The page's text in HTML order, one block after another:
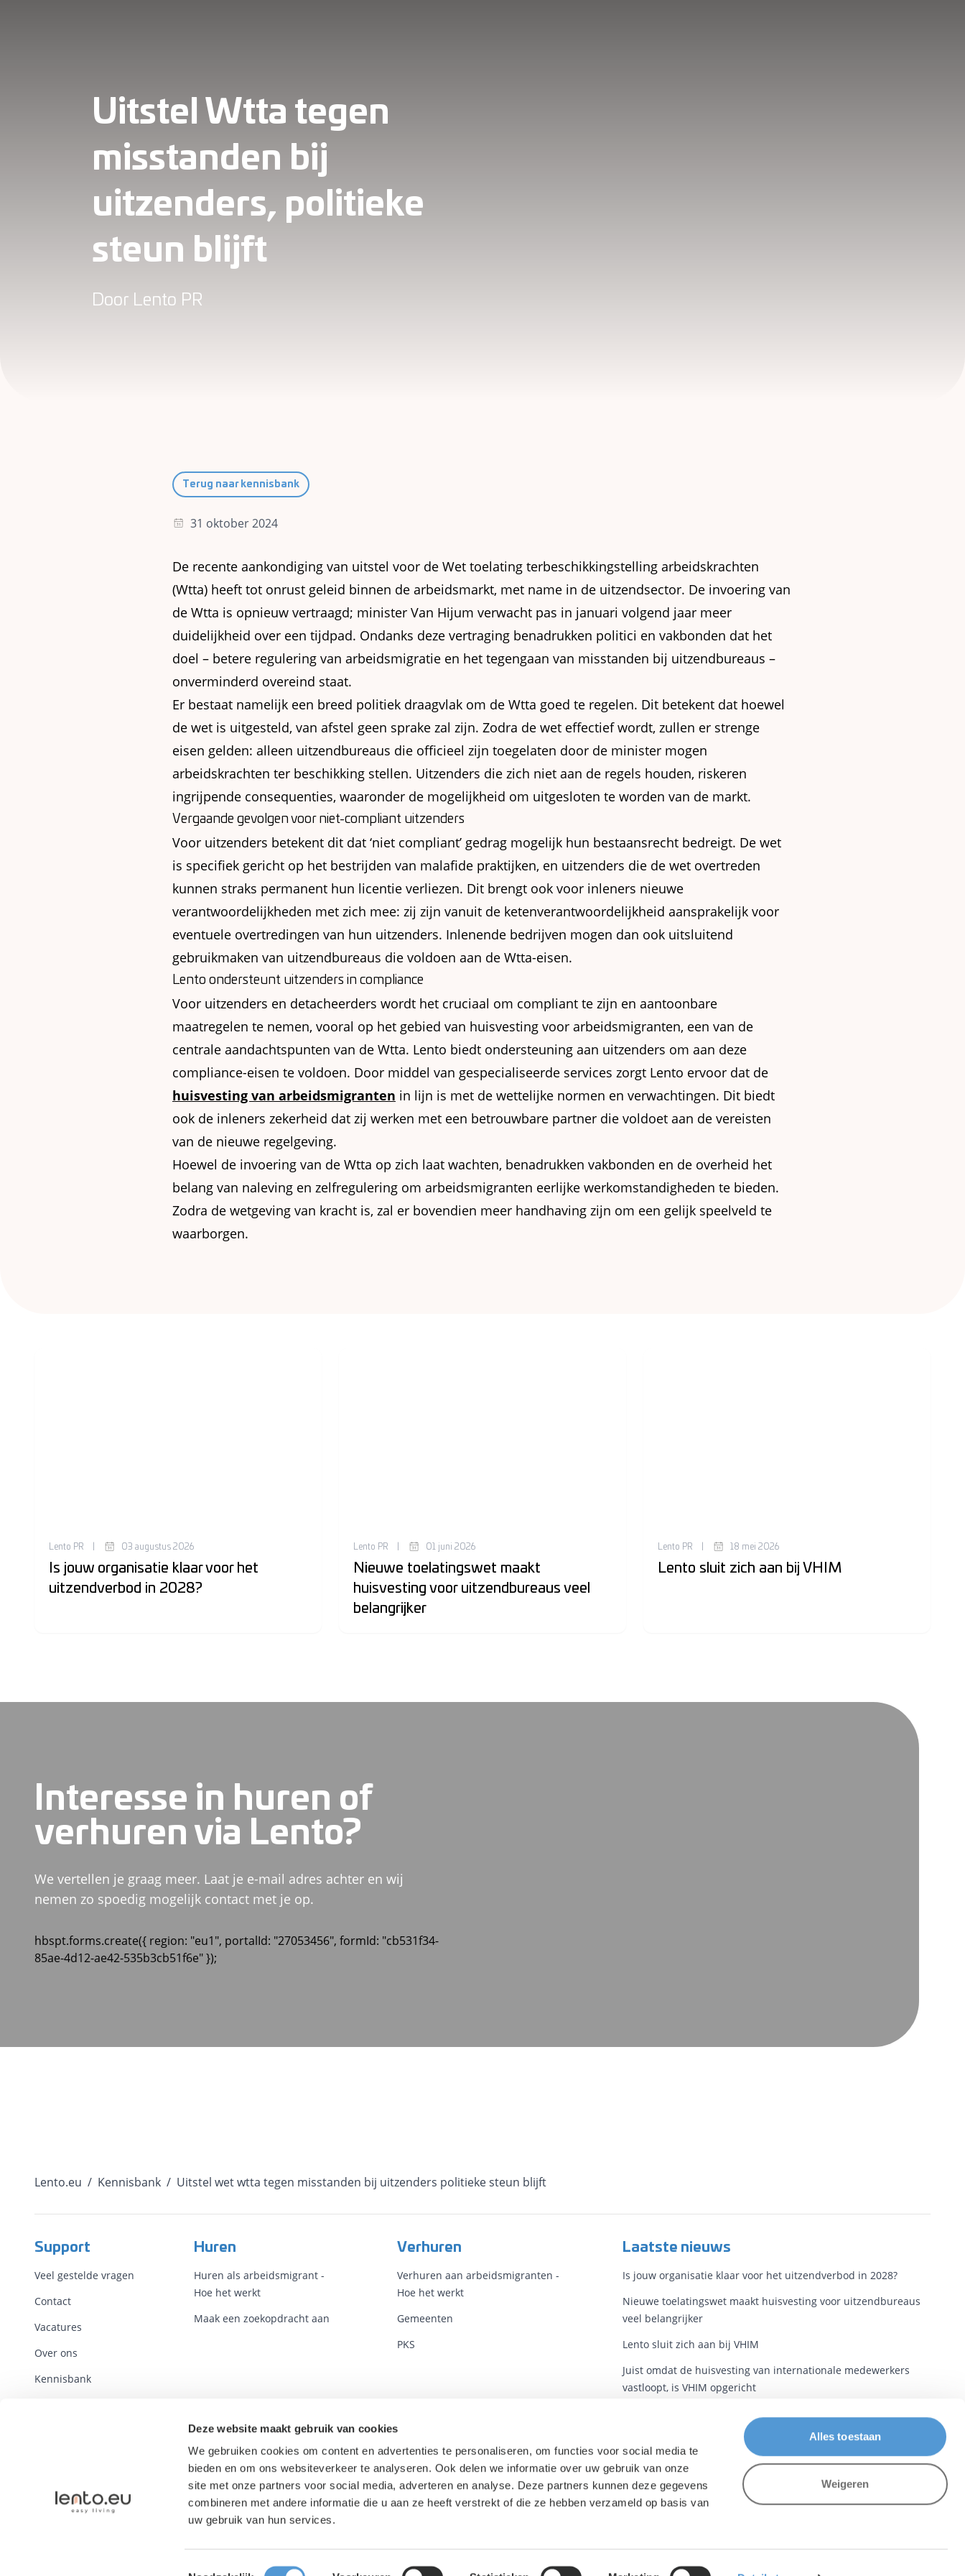
Deze website maakt gebruik van cookies
We gebruiken cookies om content en advertenties te personaliseren, om functies voor social media te
bieden en om ons websiteverkeer te analyseren. Ook delen we informatie over uw gebruik van onze
site met onze partners voor social media, adverteren en analyse. Deze partners kunnen deze gegevens
combineren met andere informatie die u aan ze heeft verstrekt of die ze hebben verzameld op basis van
uw gebruik van hun services.
Toestemmingsselectie
Alles toestaan
Weigeren
Uitstel Wtta tegen
misstanden bij
uitzenders, politieke
steun blijft
Door Lento PR
Terug naar kennisbank
31 oktober 2024
De recente aankondiging van uitstel voor de Wet toelating terbeschikkingstelling arbeidskrachten
(Wtta) heeft tot onrust geleid binnen de arbeidsmarkt, met name in de uitzendsector. De invoering van
de Wtta is opnieuw vertraagd; minister Van Hijum verwacht pas in januari volgend jaar meer
duidelijkheid over een tijdpad. Ondanks deze vertraging benadrukken politici en vakbonden dat het
doel – betere regulering van arbeidsmigratie en het tegengaan van misstanden bij uitzendbureaus –
onverminderd overeind staat.
Er bestaat namelijk een breed politiek draagvlak om de Wtta goed te regelen. Dit betekent dat hoewel
de wet is uitgesteld, van afstel geen sprake zal zijn. Zodra de wet effectief wordt, zullen er strenge
eisen gelden: alleen uitzendbureaus die officieel zijn toegelaten door de minister mogen
arbeidskrachten ter beschikking stellen. Uitzenders die zich niet aan de regels houden, riskeren
ingrijpende consequenties, waaronder de mogelijkheid om uitgesloten te worden van de markt.
Vergaande gevolgen voor niet-compliant uitzenders
Voor uitzenders betekent dit dat ‘niet compliant’ gedrag mogelijk hun bestaansrecht bedreigt. De wet
is specifiek gericht op het bestrijden van malafide praktijken, en uitzenders die de wet overtreden
kunnen straks permanent hun licentie verliezen. Dit brengt ook voor inleners nieuwe
verantwoordelijkheden met zich mee: zij zijn vanuit de ketenverantwoordelijkheid aansprakelijk voor
eventuele overtredingen van hun uitzenders. Inlenende bedrijven mogen dan ook uitsluitend
gebruikmaken van uitzendbureaus die voldoen aan de Wtta-eisen.
Lento ondersteunt uitzenders in compliance
Voor uitzenders en detacheerders wordt het cruciaal om compliant te zijn en aantoonbare
maatregelen te nemen, vooral op het gebied van huisvesting voor arbeidsmigranten, een van de
centrale aandachtspunten van de Wtta. Lento biedt ondersteuning aan uitzenders om aan deze
compliance-eisen te voldoen. Door middel van gespecialiseerde services zorgt Lento ervoor dat de
huisvesting van arbeidsmigranten in lijn is met de wettelijke normen en verwachtingen. Dit biedt
ook de inleners zekerheid dat zij werken met een betrouwbare partner die voldoet aan de vereisten
van de nieuwe regelgeving.
Hoewel de invoering van de Wtta op zich laat wachten, benadrukken vakbonden en de overheid het
belang van naleving en zelfregulering om arbeidsmigranten eerlijke werkomstandigheden te bieden.
Zodra de wetgeving van kracht is, zal er bovendien meer handhaving zijn om een gelijk speelveld te
waarborgen.
Lento PR 03 augustus 2026
Is jouw organisatie klaar voor het
uitzendverbod in 2028?
Lento PR 01 juni 2026
Nieuwe toelatingswet maakt
huisvesting voor uitzendbureaus veel
belangrijker
Lento PR 18 mei 2026
Lento sluit zich aan bij VHIM
Interesse in huren of
verhuren via Lento?
We vertellen je graag meer. Laat je e-mail adres achter en wij
nemen zo spoedig mogelijk contact met je op.
hbspt.forms.create({ region: "eu1", portalId: "27053456", formId: "cb531f34-
85ae-4d12-ae42-535b3cb51f6e" });
Lento.eu / Kennisbank / Uitstel wet wtta tegen misstanden bij uitzenders politieke steun blijft
Support
Veel gestelde vragen
Contact
Vacatures
Over ons
Kennisbank
Huren
Huren als arbeidsmigrant -
Hoe het werkt
Maak een zoekopdracht aan
Verhuren
Verhuren aan arbeidsmigranten -
Hoe het werkt
Gemeenten
PKS
Laatste nieuws
Is jouw organisatie klaar voor het uitzendverbod in 2028?
Nieuwe toelatingswet maakt huisvesting voor uitzendbureaus
veel belangrijker
Lento sluit zich aan bij VHIM
Juist omdat de huisvesting van internationale medewerkers
vastloopt, is VHIM opgericht